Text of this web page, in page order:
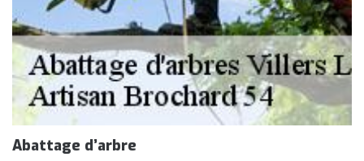
Abattage d’arbre